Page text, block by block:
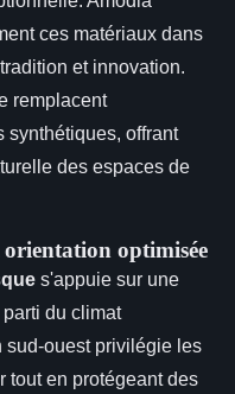
ces matériaux dans
et innovation.
remplacent
synthétiques, offrant
des espaces de
optimisée
s'appuie sur une
du climat
ouest privilégie les
tout en protégeant des